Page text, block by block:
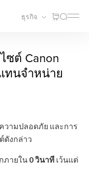
ธุรกิจ
ซต์ Canon
ทนจำหน่าย
วามปลอดภัย และการ
ดังกล่าว
ภายใน 0วินาที เว้นแต่